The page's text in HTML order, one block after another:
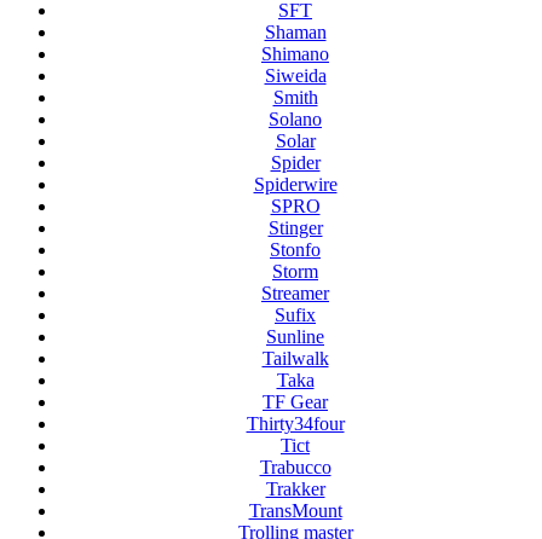
SFT
Shaman
Shimano
Siweida
Smith
Solano
Solar
Spider
Spiderwire
SPRO
Stinger
Stonfo
Storm
Streamer
Sufix
Sunline
Tailwalk
Taka
TF Gear
Thirty34four
Tict
Trabucco
Trakker
TransMount
Trolling master